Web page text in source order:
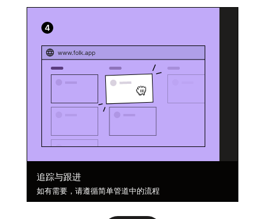
追踪与跟进
如有需要，请遵循简单管道中的流程